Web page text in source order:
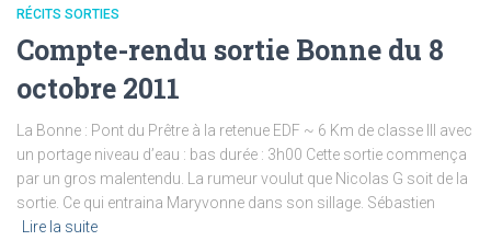
RÉCITS SORTIES
Compte-rendu sortie Bonne du 8
octobre 2011
La Bonne : Pont du Prêtre à la retenue EDF ~ 6 Km de classe III avec
un portage niveau d’eau : bas durée : 3h00 Cette sortie commença
par un gros malentendu. La rumeur voulut que Nicolas G soit de la
sortie. Ce qui entraina Maryvonne dans son sillage. Sébastien
Lire la suite